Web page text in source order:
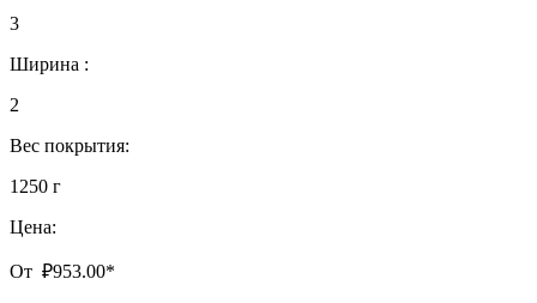
3
Ширина :
2
Вес покрытия:
1250 г
Цена:
От ₽953.00*